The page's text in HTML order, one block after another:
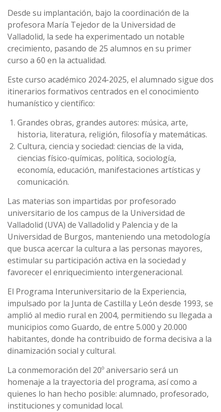
Desde su implantación, bajo la coordinación de la
profesora María Tejedor de la Universidad de
Valladolid, la sede ha experimentado un notable
crecimiento, pasando de 25 alumnos en su primer
curso a 60 en la actualidad.
Este curso académico 2024-2025, el alumnado sigue dos
itinerarios formativos centrados en el conocimiento
humanístico y científico:
Grandes obras, grandes autores: música, arte,
historia, literatura, religión, filosofía y matemáticas.
Cultura, ciencia y sociedad: ciencias de la vida,
ciencias físico-químicas, política, sociología,
economía, educación, manifestaciones artísticas y
comunicación.
Las materias son impartidas por profesorado
universitario de los campus de la Universidad de
Valladolid (UVA) de Valladolid y Palencia y de la
Universidad de Burgos, manteniendo una metodología
que busca acercar la cultura a las personas mayores,
estimular su participación activa en la sociedad y
favorecer el enriquecimiento intergeneracional.
El Programa Interuniversitario de la Experiencia,
impulsado por la Junta de Castilla y León desde 1993, se
amplió al medio rural en 2004, permitiendo su llegada a
municipios como Guardo, de entre 5.000 y 20.000
habitantes, donde ha contribuido de forma decisiva a la
dinamización social y cultural.
La conmemoración del 20º aniversario será un
homenaje a la trayectoria del programa, así como a
quienes lo han hecho posible: alumnado, profesorado,
instituciones y comunidad local.